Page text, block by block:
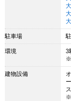
駐車場
環境
3
※
建物設備
※